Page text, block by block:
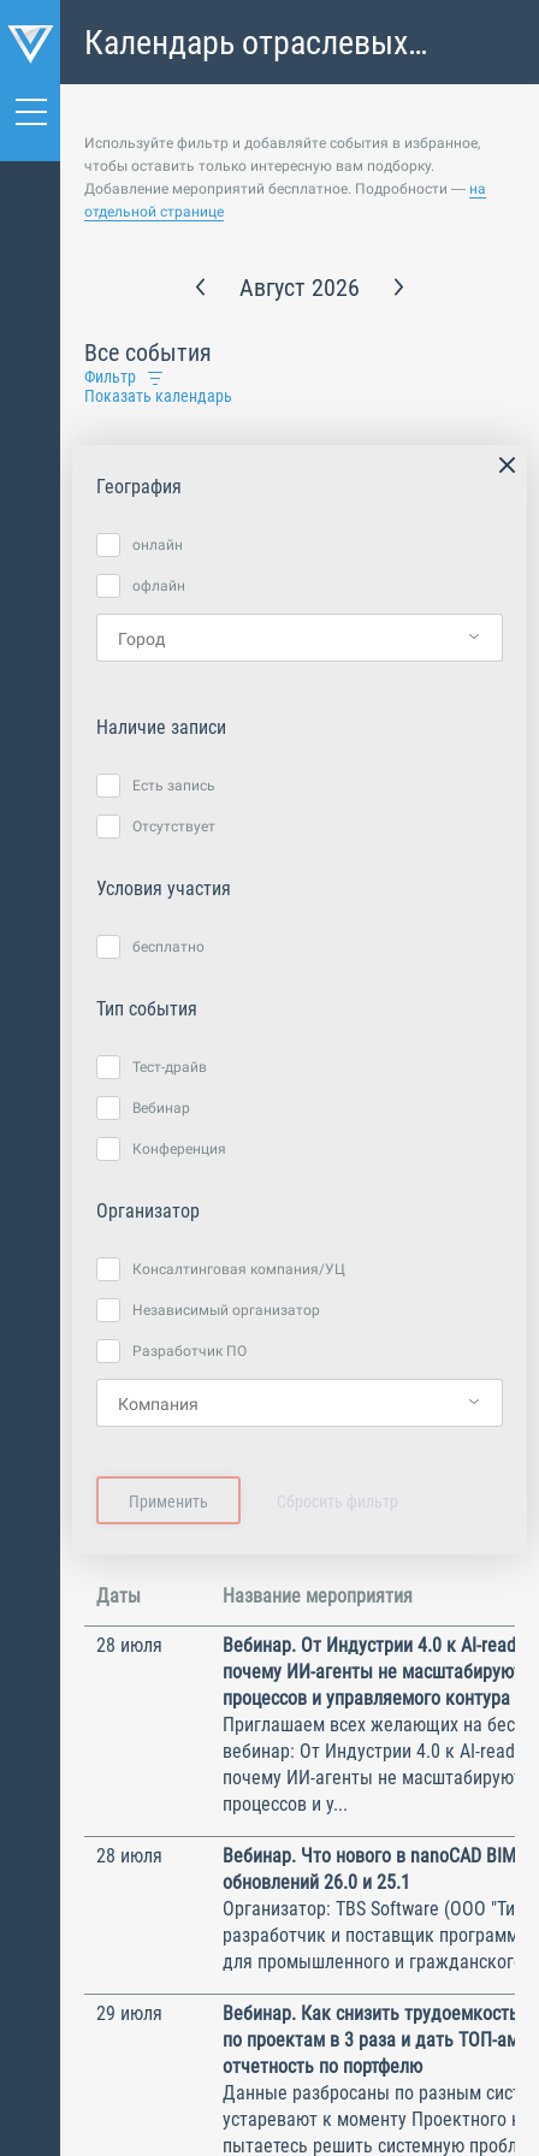
Календарь отраслевых
событий
Используйте фильтр и добавляйте события в избранное,
чтобы оставить только интересную вам подборку.
Добавление мероприятий бесплатное. Подробности — на
отдельной странице
Август 2026
Все события
Фильтр
Показать календарь
География
онлайн
офлайн
Наличие записи
Есть запись
Отсутствует
Условия участия
бесплатно
Тип события
Тест-драйв
Вебинар
Конференция
Организатор
Консалтинговая компания/УЦ
Независимый организатор
Разработчик ПО
Даты Название мероприятия
28 июля
Вебинар. От Индустрии 4.0 к AI-ready
почему ИИ-агенты не
процессов и управляемого контура
Приглашаем всех желающих на
вебинар: От Индустрии 4.0 к AI-ready
почему ИИ-агенты не
процессов и у...
28 июля
Вебинар. Что нового в nanoCAD BIM
обновлений 26.0 и 25.1
Организатор: TBS Software (ООО
разработчик и поставщик
для промышленного и гражданского
29 июля
Вебинар. Как снизить трудоемкость
по проектам в 3 раза и дать ТОП-ам
отчетность по портфелю
Данные разбросаны по разным
устаревают к моменту Проектного
пытаетесь решить системную